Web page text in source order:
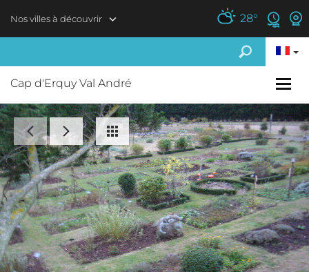
Nos villes à découvrir 28°
Cap d'Erquy Val André